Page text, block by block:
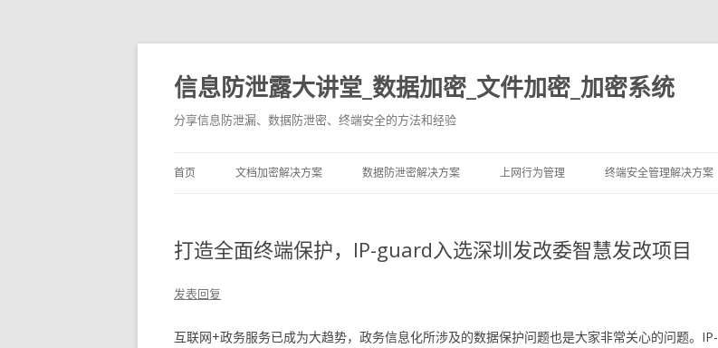
信息防泄露大讲堂_数据加密_文件加密_加密系统
分享信息防泄漏、数据防泄密、终端安全的方法和经验
首页 文档加密解决方案 数据防泄密解决方案 上网行为管理 终端安全管理解决方案
打造全面终端保护，IP-guard入选深圳发改委智慧发改项目
发表回复
互联网+政务服务已成为大趋势，政务信息化所涉及的数据保护问题也是大家非常关心的问题。IP-